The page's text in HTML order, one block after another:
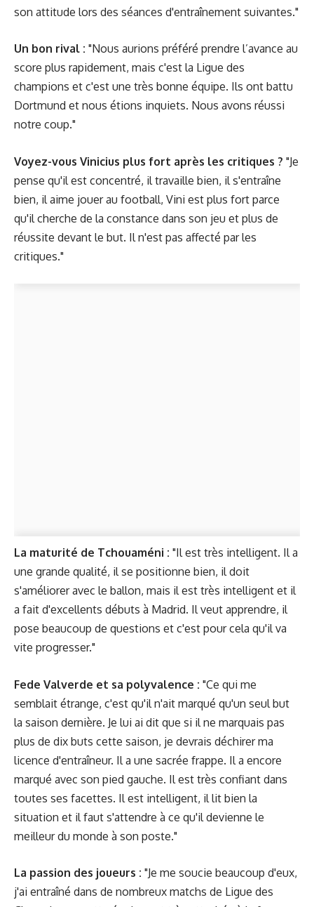
son attitude lors des séances d'entraînement suivantes."
Un bon rival : "Nous aurions préféré prendre l’avance au
score plus rapidement, mais c'est la Ligue des
champions et c'est une très bonne équipe. Ils ont battu
Dortmund et nous étions inquiets. Nous avons réussi
notre coup."
Voyez-vous Vinicius plus fort après les critiques ? "Je
pense qu'il est concentré, il travaille bien, il s'entraîne
bien, il aime jouer au football, Vini est plus fort parce
qu'il cherche de la constance dans son jeu et plus de
réussite devant le but. Il n'est pas affecté par les
critiques."
La maturité de Tchouaméni : "Il est très intelligent. Il a
une grande qualité, il se positionne bien, il doit
s'améliorer avec le ballon, mais il est très intelligent et il
a fait d'excellents débuts à Madrid. Il veut apprendre, il
pose beaucoup de questions et c'est pour cela qu'il va
vite progresser."
Fede Valverde et sa polyvalence : "Ce qui me
semblait étrange, c'est qu'il n'ait marqué qu'un seul but
la saison dernière. Je lui ai dit que si il ne marquais pas
plus de dix buts cette saison, je devrais déchirer ma
licence d'entraîneur. Il a une sacrée frappe. Il a encore
marqué avec son pied gauche. Il est très confiant dans
toutes ses facettes. Il est intelligent, il lit bien la
situation et il faut s'attendre à ce qu'il devienne le
meilleur du monde à son poste."
La passion des joueurs : "Je me soucie beaucoup d'eux,
j'ai entraîné dans de nombreux matchs de Ligue des